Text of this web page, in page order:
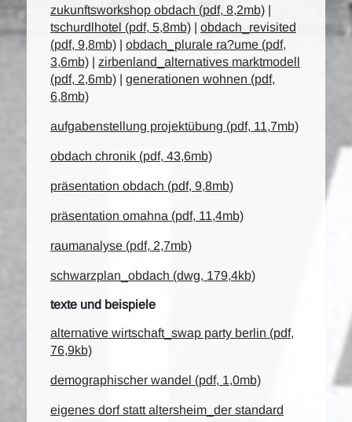
zukunftsworkshop obdach (pdf, 8,2mb) |
tschurdlhotel (pdf, 5,8mb) | obdach_revisited
(pdf, 9,8mb) | obdach_plurale ra?ume (pdf,
3,6mb) | zirbenland_alternatives marktmodell
(pdf, 2,6mb) | generationen wohnen (pdf,
6,8mb)
aufgabenstellung projektübung (pdf, 11,7mb)
obdach chronik (pdf, 43,6mb)
präsentation obdach (pdf, 9,8mb)
präsentation omahna (pdf, 11,4mb)
raumanalyse (pdf, 2,7mb)
schwarzplan_obdach (dwg, 179,4kb)
texte und beispiele
alternative wirtschaft_swap party berlin (pdf,
76,9kb)
demographischer wandel (pdf, 1,0mb)
eigenes dorf statt altersheim_der standard